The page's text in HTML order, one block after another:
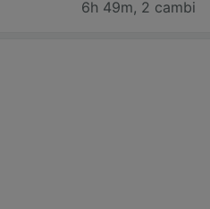
6h 49m, 2 cambi